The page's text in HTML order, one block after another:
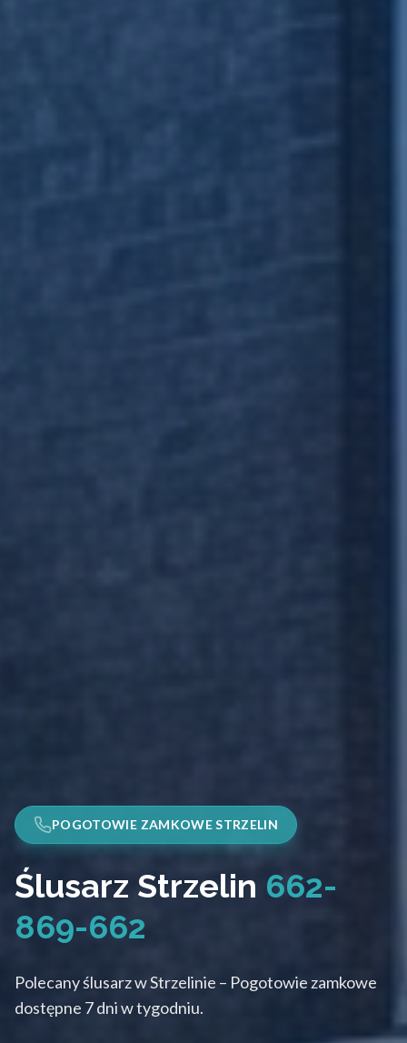
POGOTOWIE ZAMKOWE STRZELIN
Ślusarz Strzelin 662-
869-662
Polecany ślusarz w Strzelinie – Pogotowie zamkowe
dostępne 7 dni w tygodniu.